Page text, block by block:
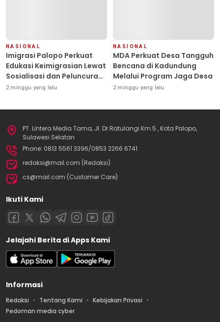
NASIONAL
Imigrasi Palopo Perkuat
Edukasi Keimigrasian Lewat
Sosialisasi dan Peluncuran
Inovasi Chatbot “IT CHIKA”
2 minggu yang lalu
NASIONAL
MDA Perkuat Desa Tangguh
Bencana di Kadundung
Melalui Program Jaga Desa
2 minggu yang lalu
PT. Lintera Media Tama, Jl. Dr.Ratulangi Km.5 , Kota Palopo,
Sulawesi Selatan
Phone: 0813 5561 3396/0853 2266 6741
redaksi@mail.com (Redaksi)
cs@mail.com (Customer Care)
Ikuti Kami
Jelajahi Berita di Apps Kami
Informasi
Redaksi Tentang Kami
Kebijakan Privasi
Pedoman media cyber